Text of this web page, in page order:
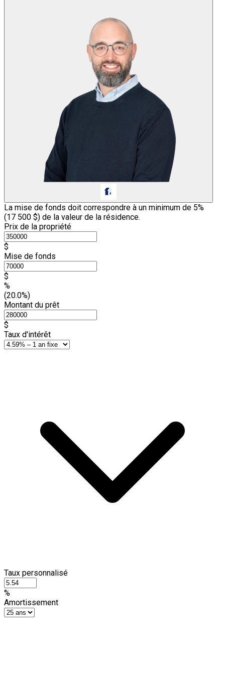
La mise de fonds doit correspondre à un minimum de 5%
(17 500 $) de la valeur de la résidence.
Prix de la propriété
$
Mise de fonds
$
%
(20.0%)
Montant du prêt
$
Taux d'intérêt
Taux personnalisé
%
Amortissement